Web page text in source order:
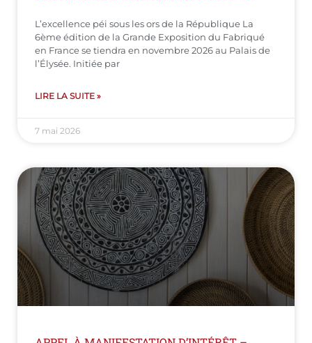
L’excellence péi sous les ors de la République La
6ème édition de la Grande Exposition du Fabriqué
en France se tiendra en novembre 2026 au Palais de
l’Élysée. Initiée par
LIRE LA SUITE »
7 mai 2026